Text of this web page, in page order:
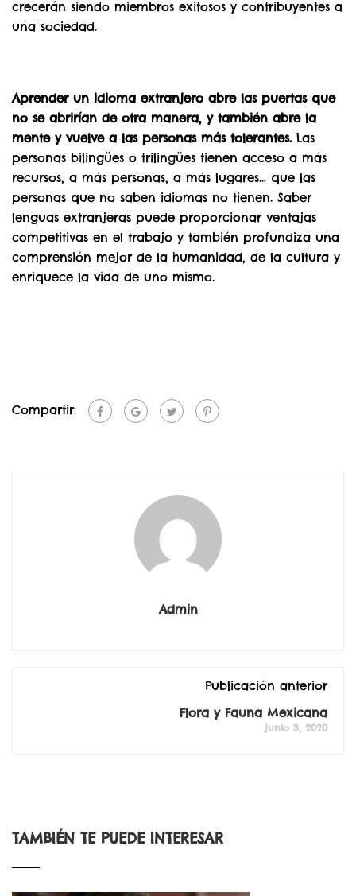
crecerán siendo miembros exitosos y contribuyentes a
una sociedad.
Aprender un idioma extranjero abre las puertas que
no se abrirían de otra manera, y también abre la
mente y vuelve a las personas más tolerantes.Las
personas bilingües o trilingües tienen acceso a más
recursos, a más personas, a más lugares… que las
personas que no saben idiomas no tienen. Saber
lenguas extranjeras puede proporcionar ventajas
competitivas en el trabajo y también profundiza una
comprensión mejor de la humanidad, de la cultura y
enriquece la vida de uno mismo.
Compartir:
Admin
Publicación anterior
Flora y Fauna Mexicana
junio 3, 2020
TAMBIÉN TE PUEDE INTERESAR